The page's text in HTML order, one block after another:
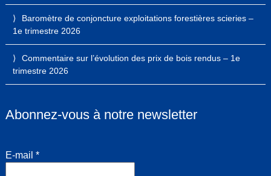
Baromètre de conjoncture exploitations forestières scieries –
1e trimestre 2026
Commentaire sur l’évolution des prix de bois rendus – 1e
trimestre 2026
Abonnez-vous à notre newsletter
E-mail *